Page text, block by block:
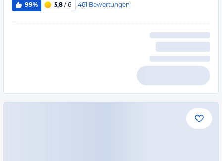
99% 5,8 / 6 461 Bewertungen